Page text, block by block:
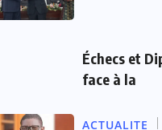
Échecs et
face à la
ACTUALITE